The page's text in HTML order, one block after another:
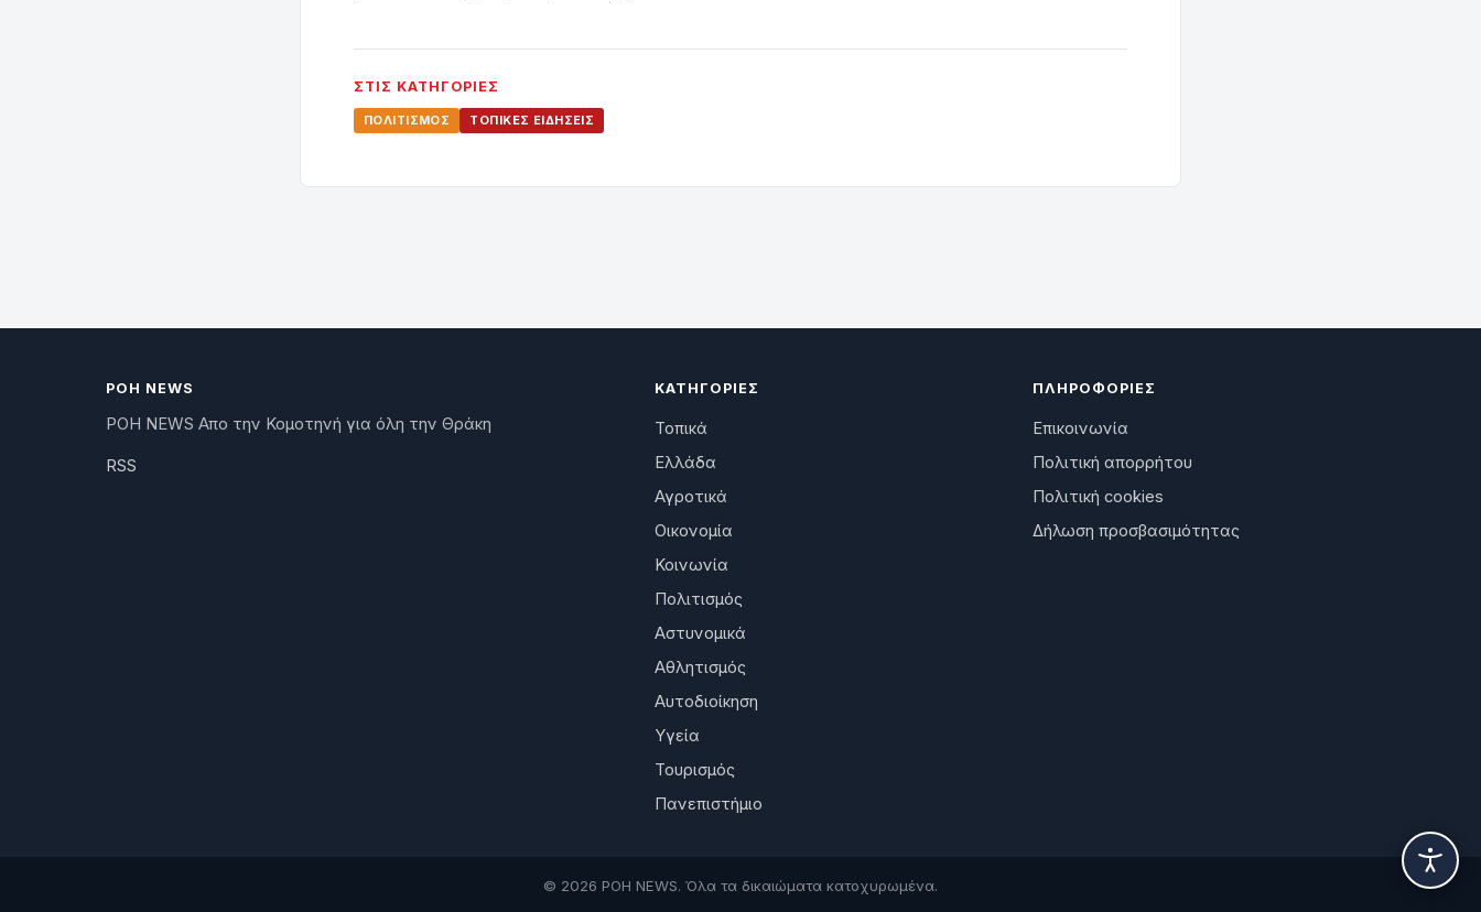
ΣΤΙΣ ΚΑΤΗΓΟΡΊΕΣ
ΠΟΛΙΤΙΣΜΌΣ ΤΟΠΙΚΈΣ ΕΙΔΉΣΕΙΣ
ΡΟΗ NEWS
ΡΟΗ NEWS Απο την Κομοτηνή για όλη την Θράκη
RSS
ΚΑΤΗΓΟΡΊΕΣ
Τοπικά
Ελλάδα
Αγροτικά
Οικονομία
Κοινωνία
Πολιτισμός
Αστυνομικά
Αθλητισμός
Αυτοδιοίκηση
Υγεία
Τουρισμός
Πανεπιστήμιο
ΠΛΗΡΟΦΟΡΊΕΣ
Επικοινωνία
Πολιτική απορρήτου
Πολιτική cookies
Δήλωση προσβασιμότητας
© 2026 ΡΟΗ NEWS. Όλα τα δικαιώματα κατοχυρωμένα.